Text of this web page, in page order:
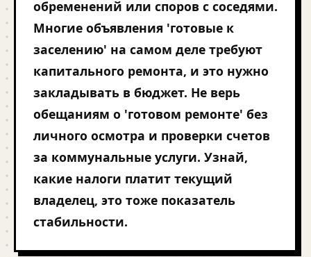
обременений или споров с соседями.
Многие объявления 'готовые к
заселению' на самом деле требуют
капитального ремонта, и это нужно
закладывать в бюджет. Не верь
обещаниям о 'готовом ремонте' без
личного осмотра и проверки счетов
за коммунальные услуги. Узнай,
какие налоги платит текущий
владелец, это тоже показатель
стабильности.